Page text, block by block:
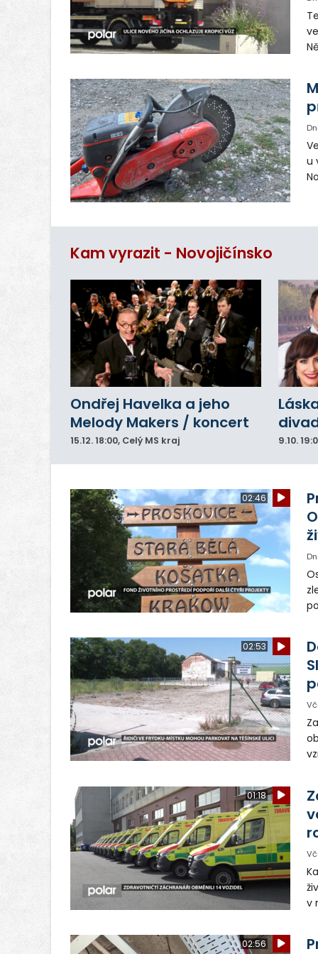
u
Kam vyrazit - Novojičínsko
Ondřej Havelka a jeho
Melody Makers / koncert
15.12.18:00, Celý MS kraj 9.10.
02:46
02:53
01:18
v
02:56